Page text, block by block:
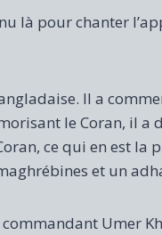
là pour chanter
Il a
le Coran, il a
ce qui en est la
et un
Umer